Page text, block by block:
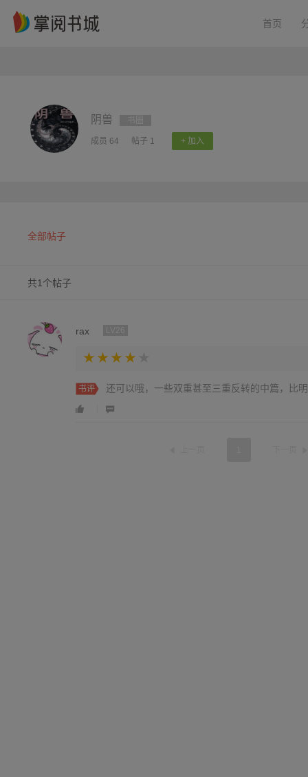
首页
阴兽
成员 64 帖子 1 + 加入
全部帖子
共1个帖子
rax
书评 还可以哦，一些双重甚至三重反转的中篇，比